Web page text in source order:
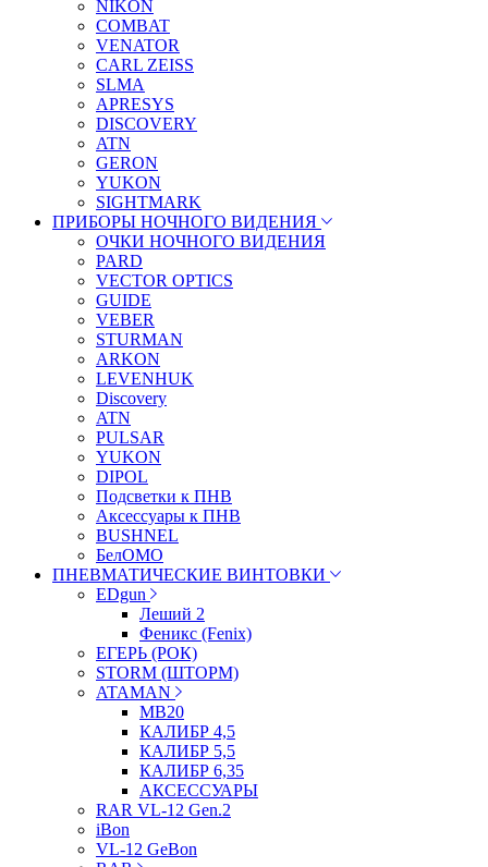
NIKON
COMBAT
VENATOR
CARL ZEISS
SLMA
APRESYS
DISCOVERY
ATN
GERON
YUKON
SIGHTMARK
ПРИБОРЫ НОЧНОГО ВИДЕНИЯ
ОЧКИ НОЧНОГО ВИДЕНИЯ
PARD
VECTOR OPTICS
GUIDE
VEBER
STURMAN
ARKON
LEVENHUK
Discovery
ATN
PULSAR
YUKON
DIPOL
Подсветки к ПНВ
Аксессуары к ПНВ
BUSHNEL
БелОМО
ПНЕВМАТИЧЕСКИЕ ВИНТОВКИ
EDgun
Леший 2
Феникс (Fenix)
ЕГЕРЬ (РОК)
STORM (ШТОРМ)
ATAMAN
МВ20
КАЛИБР 4,5
КАЛИБР 5,5
КАЛИБР 6,35
АКСЕССУАРЫ
RAR VL-12 Gen.2
iBon
VL-12 GeBon